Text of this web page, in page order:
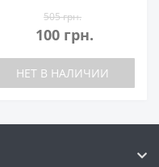
505 грн.
100 грн.
НЕТ В НАЛИЧИИ